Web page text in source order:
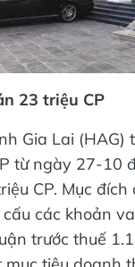
23 triệu CP
Gia Lai
từ ngày 27-10
CP. Mục
các khoản
trước thuế
mục tiêu doanh